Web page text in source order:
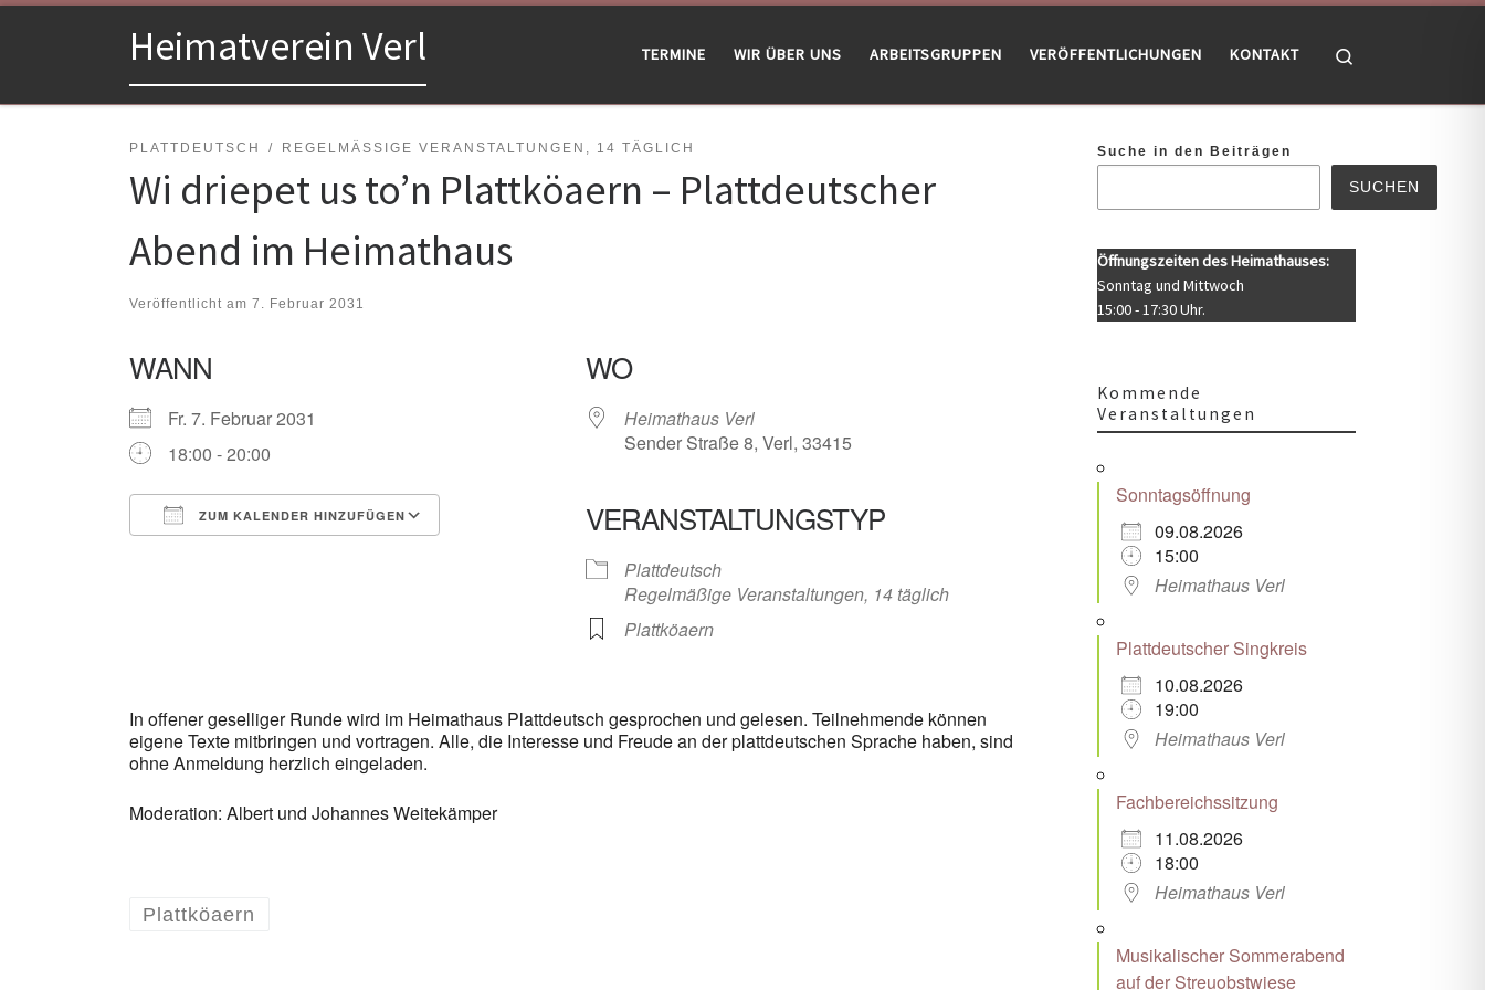
Zum Inhalt springenHeimatverein Verl TERMINE WIR ÜBER UNS ARBEITSGRUPPEN VERÖFFENTLICHUNGEN KONTAKT
PLATTDEUTSCH REGELMÄSSIGE VERANSTALTUNGEN, 14 TÄGLICH
Wi driepet us to’n Plattköaern – Plattdeutscher
Abend im Heimathaus
Veröffentlicht am 7. Februar 2031
WANN
Fr. 7. Februar 2031
18:00 - 20:00
ZUM KALENDER HINZUFÜGEN
Google Kalender Office 365
WO
Heimathaus Verl
Sender Straße 8, Verl, 33415
VERANSTALTUNGSTYP
Plattdeutsch
Regelmäßige Veranstaltungen, 14 täglich
Plattköaern
In offener geselliger Runde wird im Heimathaus Plattdeutsch gesprochen und gelesen. Teilnehmende können
eigene Texte mitbringen und vortragen. Alle, die Interesse und Freude an der plattdeutschen Sprache haben, sind
ohne Anmeldung herzlich eingeladen.
Moderation: Albert und Johannes Weitekämper
Plattköaern
Suche in den Beiträgen
SUCHEN
Öffnungszeiten des Heimathauses:
Sonntag und Mittwoch
15:00 - 17:30 Uhr.
Kommende
Veranstaltungen
Sonntagsöffnung
09.08.2026
15:00
Heimathaus Verl
Plattdeutscher Singkreis
10.08.2026
19:00
Heimathaus Verl
Fachbereichssitzung
11.08.2026
18:00
Heimathaus Verl
Musikalischer Sommerabend
auf der Streuobstwiese